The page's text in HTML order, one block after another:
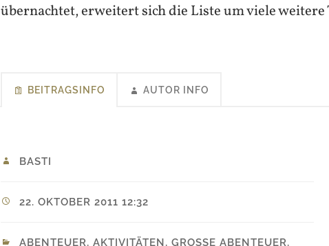
übernachtet, erweitert sich die Liste um viele
BEITRAGSINFO AUTOR INFO
BASTI
22. OKTOBER 2011 12:32
ABENTEUER, AKTIVITÄTEN, GROSSE ABENTEUER ,